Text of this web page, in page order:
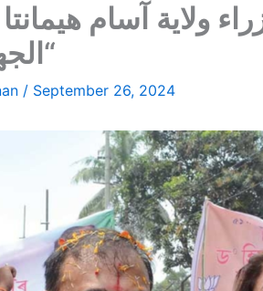
ولاية آسام
/ September 26, 2024